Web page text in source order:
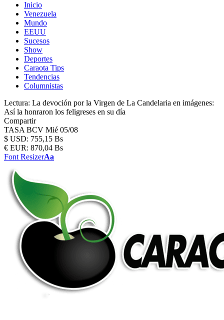
Inicio
Venezuela
Mundo
EEUU
Sucesos
Show
Deportes
Caraota Tips
Tendencias
Columnistas
Lectura: La devoción por la Virgen de La Candelaria en imágenes:
Así la honraron los feligreses en su día
Compartir
TASA BCV Mié 05/08
$ USD: 755,15 Bs
€ EUR: 870,04 Bs
Font ResizerAa